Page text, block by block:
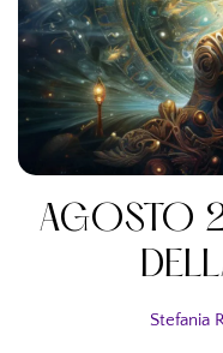
AGOSTO
Stefania